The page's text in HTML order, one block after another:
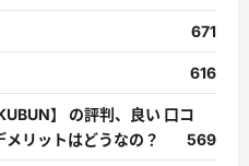
671
616
】 の評判、良い 口コ
リットはどうなの？
569